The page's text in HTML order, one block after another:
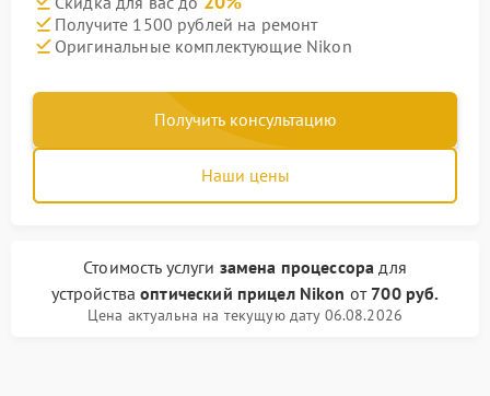
Получите 1500 рублей на ремонт
Оригинальные комплектующие Nikon
Получить консультацию
Наши цены
Стоимость услуги замена процессора для
устройстваоптический прицел Nikon от 700 руб.
Цена актуальна на текущую дату 06.08.2026